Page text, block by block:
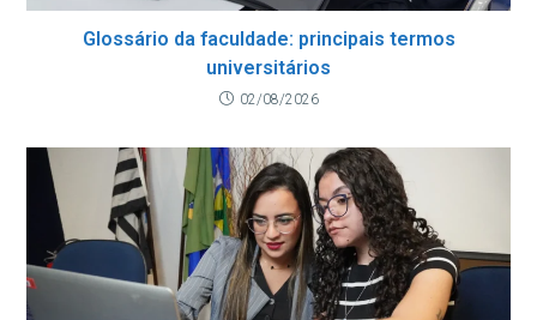
Glossário da faculdade: principais termos
universitários
02/08/2026